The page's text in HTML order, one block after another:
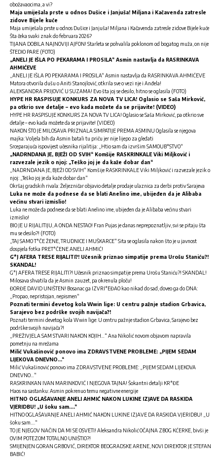
obožavaocima, a vi?
Maja umiješala prste u odnos Dušice i Janjuša! Miljana i Kačavenda zatresle
zidove Bijele kuće
Maja umiješala prste u odnos Dušice i Janjuša! Miljana i Kačavenda zatresle zidove Bijele kuće
Šta čeka svaki znak do februara 2026?
TIJANA DOBILA NAJNOVIJI AJFON! Starleta se pohvalila poklonom od bogatog muža, on nije
ŠTEDIO PARE (FOTO)
„ANELI JE IŠLA PO PEKARAMA I PROSILA“ Asmin nastavlja da RASRINKAVA
AHMIĆEVE
„ANELI JE IŠLA PO PEKARAMA I PROSILA“ Asmin nastavlja da RASRINKAVA AHMIĆEVE
Matora otvorila dušu o Aniti Stanojlović, otkrila sve o vezi nje i Anđela!
ALEKSANDRA PRIJOVIĆ U SUZAMA! Evo šta joj se desilo, hitno se oglasila (FOTO)
HYPE HR RASPISUJE KONKURS ZA NOVA TV LICA! Oglasio se Saša Mirković,
pa otkrio sve detalje – evo kada možete da se prijavite! (VIDEO)
HYPE HR RASPISUJE KONKURS ZA NOVA TV LICA! Oglasio se Saša Mirković, pa otkrio sve
detalje – evo kada možete da se prijavite! (VIDEO)
NAKON ŠTO JE MILOSAVA PRIZNALA SIMPATIJE PREMA ASMINU Oglasila se njegova
majka: Voljela bih da Asmin batali tu priču jer nije lijepo za gledati
Srceparajuća ispovijest učesnika rijalitija: „Htio sam da izvršim SAMOUB*STVO“
„NADRNDANA JE, BJEŽI OD SVIH“ Komšije RASKRINKALE Viki Miljković i
razvezale jezik o njoj: „Teško joj je da kaže dobar dan“
„NADRNDANA JE, BJEŽI OD SVIH“ Komšije RASKRINKALE Viki Miljković i razvezale jezik o
njoj: „Teško joj je da kaže dobar dan“
Okršaj gradskih rivala: Željezničar objavio detalje prodaje ulaznica za derbi protiv Sarajeva
Luka ne može da podnese da se blati Anelino ime, ubijeđen da je Alibaba
većinu stvari izmislio!
Luka ne može da podnese da se blati Anelino ime, ubijeđen da je Alibaba većinu stvari
izmislio!
BIO JE U RIJALITIJU, A ONDA NESTAO! Fran Pujas je danas neprepoznatljiv, svi se pitaju šta
mu se desilo?! (FOTO)
„TAJ SAMO T*ČE ŽENE, TRUDNICE I MUŠKARCE“ Sita se oglasila nakon što je u javnost
dospjela fotka PRET*ČENE ANELI AHMIĆ!
G*J AFERA TRESE RIJALITI?! Učesnik priznao simpatije prema Urošu Staniću?!
SKANDAL!
G*J AFERA TRESE RIJALITI?! Učesnik priznao simpatije prema Urošu Staniću?! SKANDAL!
Milosava shvatila da je Asmin zauzet, pa okrenula ploču!
ĐORĐE DAVID UNIŠTEN! Bosanac ga IZVRI*EĐAO kao nikad do sad, doveo ga do DNA:
„Propao, nepristojan, nepismen“
Poznati termini devetog kola Wwin lige: U centru pažnje stadion Grbavica,
Sarajevo bez podrške svojih navijača?!
Poznati termini devetog kola Wwin lige: U centru pažnje stadion Grbavica, Sarajevo bez
podrške svojih navijača?!
„PREŽIVJELA SAM STVARI NAKON KOJIH…“ Ana Nikolić novom objavom napravila
pometnju na mrežama
Milić Vukašinović ponovo ima ZDRAVSTVENE PROBLEME: „PIJEM SEDAM
LIJEKOVA DNEVNO…“
Milić Vukašinović ponovo ima ZDRAVSTVENE PROBLEME: „PIJEM SEDAM LIJEKOVA
DNEVNO…“
RASKRINKAN IVAN MARINKOVIĆ I NJEGOVA TAJNA! Šokantni detalji KR*ĐE
Haos na sastanku: Asmin pokrenuo temu negativne energije
HITNO OGLAŠAVANJE ANELI AHMIĆ NAKON LUKINE IZJAVE DA RASKIDA
VJERIDBU! „U šoku sam….“
HITNO OGLAŠAVANJE ANELI AHMIĆ NAKON LUKINE IZJAVE DA RASKIDA VJERIDBU! „U
šoku sam….“
TO JE NJEGOV NAČIN DA MI SE OSVETI! Aleksandra Nikolić OČAJNA ZBOG KĆERKE, bivši je
OVIM POTEZOM TOTALNO UNIŠTIO?!
SMIJENJEN GORAN GRBOVIĆ, DIREKTOR BEOGRADSKE ARENE, NOVI DIREKTOR JE STEFAN
BABIĆ!